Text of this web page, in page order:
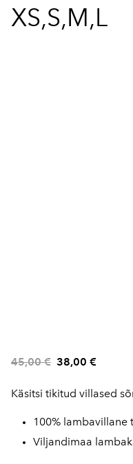
XS,S,M,L
45,00 € 38,00 €
Käsitsi tikitud villased
100% lambavillane
Viljandimaa